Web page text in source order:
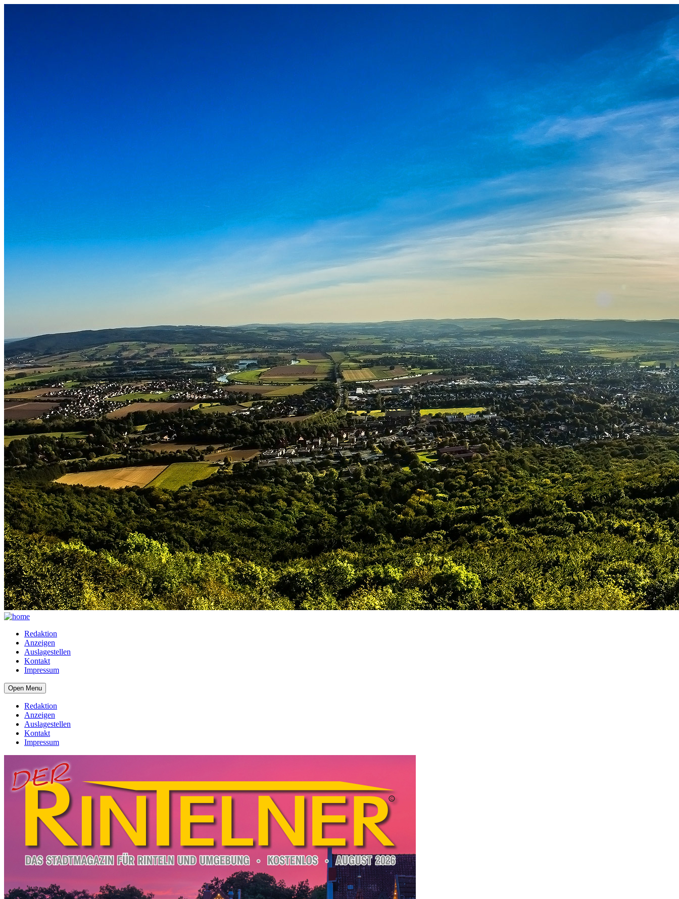
Redaktion
Anzeigen
Auslagestellen
Kontakt
Impressum
Open Menu
Redaktion
Anzeigen
Auslagestellen
Kontakt
Impressum